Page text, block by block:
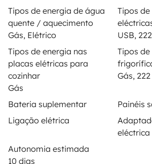
Tipos de energia de água
quente / aquecimento
Gás, Elétrico
Tipos
USB,
Tipos de energia nas
placas elétricas para
cozinhar
Gás
Tipos
Gás, 222
Bateria suplementar
Painéis
Ligação elétrica
eléctrica
Autonomia estimada
10 dias
Pagamento em prestações
Descarregar na
O blog
Confidencialidade